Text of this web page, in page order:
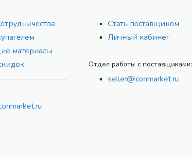
материалы
Стать поставщиком
Личный кабинет
Отдел работы с поставщиками:
seller@iconmarket.ru